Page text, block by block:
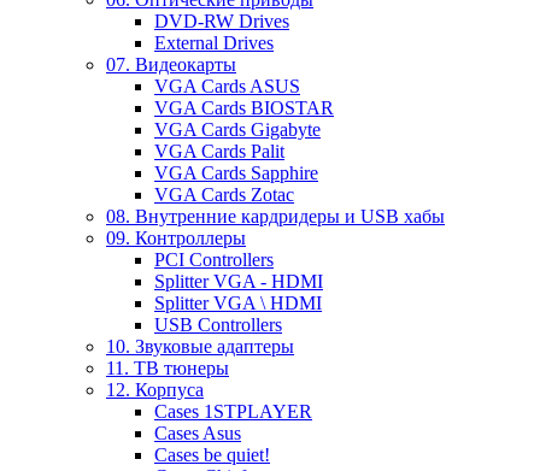
DVD-RW Drives
External Drives
07. Видеокарты
VGA Cards ASUS
VGA Cards BIOSTAR
VGA Cards Gigabyte
VGA Cards Palit
VGA Cards Sapphire
VGA Cards Zotac
08. Внутренние кардридеры и USB хабы
09. Контроллеры
PCI Controllers
Splitter VGA - HDMI
Splitter VGA \ HDMI
USB Controllers
10. Звуковые адаптеры
11. ТВ тюнеры
12. Корпуса
Cases 1STPLAYER
Cases Asus
Cases be quiet!